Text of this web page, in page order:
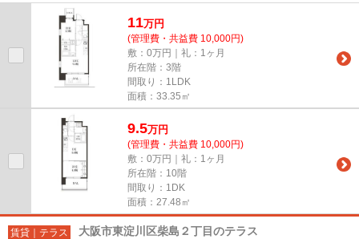
壁はタイル張りとなっていて...
11万円
(管理費・共益費 10,000円)
敷：0万円｜礼：1ヶ月
所在階：3階
間取り：1LDK
面積：33.35㎡
9.5万円
(管理費・共益費 10,000円)
敷：0万円｜礼：1ヶ月
所在階：10階
間取り：1DK
面積：27.48㎡
賃貸｜テラス 大阪市東淀川区柴島２丁目のテラス